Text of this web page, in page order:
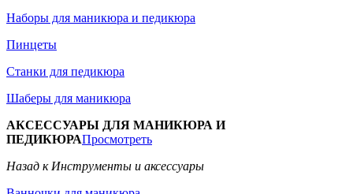
Наборы для маникюра и педикюра
Пинцеты
Станки для педикюра
Шаберы для маникюра
АКСЕССУАРЫ ДЛЯ МАНИКЮРА И
ПЕДИКЮРАПросмотреть
Назад к Инструменты и аксессуары